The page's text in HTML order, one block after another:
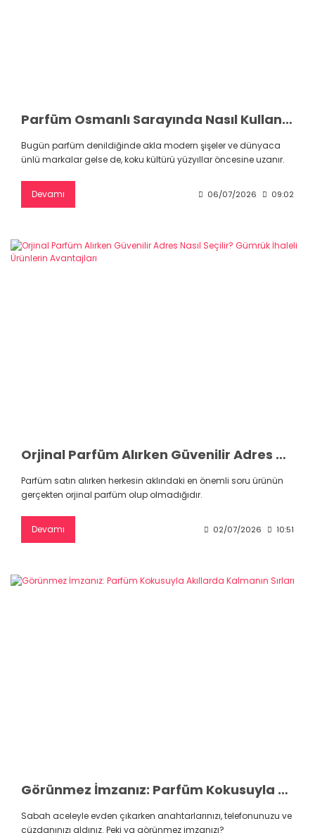
Parfüm Osmanlı Sarayında Nasıl Kullanılıyordu? Yüzyıllar Öncesinden Günümüze Uzanan Koku Geleneği
Bugün parfüm denildiğinde akla modern şişeler ve dünyaca
ünlü markalar gelse de, koku kültürü yüzyıllar öncesine uzanır.
Devamı 06/07/2026 09:02
Orjinal Parfüm Alırken Güvenilir Adres Nasıl Seçilir? Gümrük İhaleli Ürünlerin Avantajları
Parfüm satın alırken herkesin aklındaki en önemli soru ürünün
gerçekten orjinal parfüm olup olmadığıdır.
Devamı 02/07/2026 10:51
Görünmez İmzanız: Parfüm Kokusuyla Akıllarda Kalmanın Sırları
Sabah aceleyle evden çıkarken anahtarlarınızı, telefonunuzu ve
cüzdanınızı aldınız. Peki ya görünmez imzanızı?